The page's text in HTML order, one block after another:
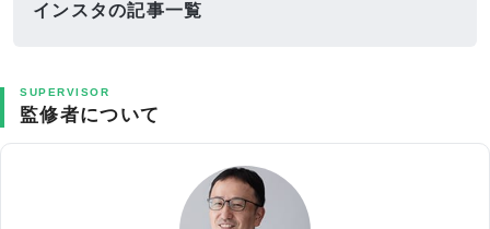
インスタの記事一覧
SUPERVISOR
監修者について